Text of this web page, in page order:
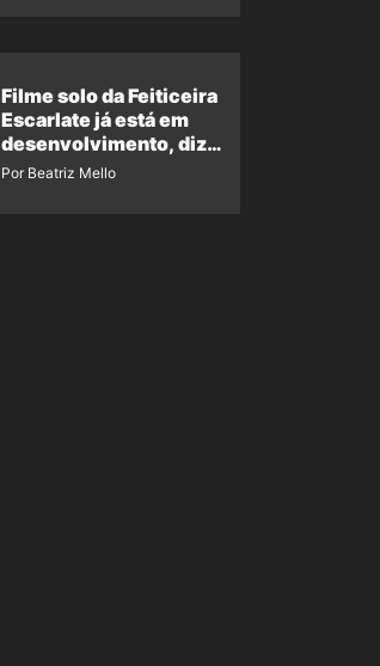
Filme solo da Feiticeira
Escarlate já está em
desenvolvimento, diz
insider
Por Beatriz Mello